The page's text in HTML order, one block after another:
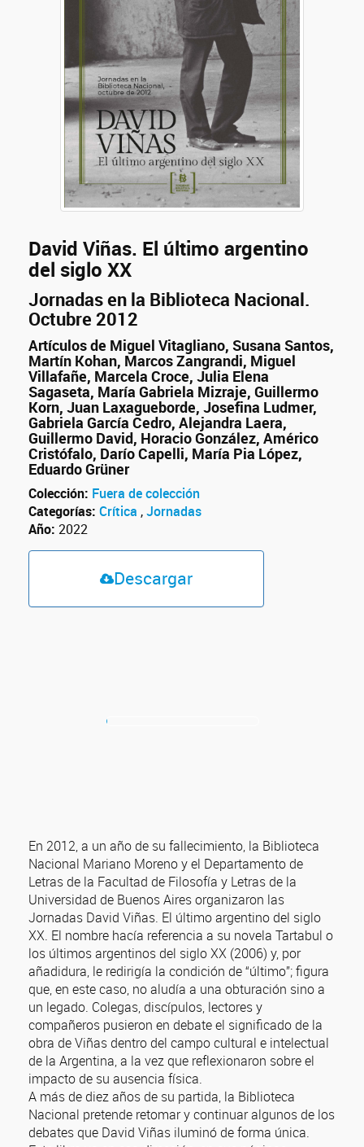
David Viñas. El último argentino
del siglo XX
Jornadas en la Biblioteca Nacional.
Octubre 2012
Artículos de Miguel Vitagliano, Susana Santos,
Martín Kohan, Marcos Zangrandi, Miguel
Villafañe, Marcela Croce, Julia Elena
Sagaseta, María Gabriela Mizraje, Guillermo
Korn, Juan Laxagueborde, Josefina Ludmer,
Gabriela García Cedro, Alejandra Laera,
Guillermo David, Horacio González, Américo
Cristófalo, Darío Capelli, María Pia López,
Eduardo Grüner
Colección: Fuera de colección
Categorías: Crítica ,Jornadas
Año: 2022
Descargar
En 2012, a un año de su fallecimiento, la Biblioteca
Nacional Mariano Moreno y el Departamento de
Letras de la Facultad de Filosofía y Letras de la
Universidad de Buenos Aires organizaron las
Jornadas David Viñas. El último argentino del siglo
XX. El nombre hacía referencia a su novela Tartabul o
los últimos argentinos del siglo XX (2006) y, por
añadidura, le redirigía la condición de “último”; figura
que, en este caso, no aludía a una obturación sino a
un legado. Colegas, discípulos, lectores y
compañeros pusieron en debate el significado de la
obra de Viñas dentro del campo cultural e intelectual
de la Argentina, a la vez que reflexionaron sobre el
impacto de su ausencia física.
A más de diez años de su partida, la Biblioteca
Nacional pretende retomar y continuar algunos de los
debates que David Viñas iluminó de forma única.